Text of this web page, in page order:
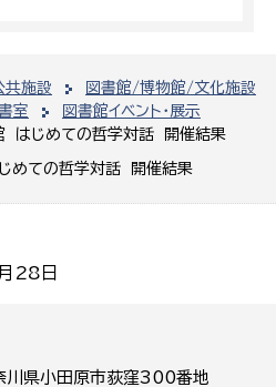
共施設
図書館/博物館/文化施設
室
図書館イベント・展示
はじめての哲学対話 開催結果
めての哲学対話 開催結果
28日
県小田原市荻窪300番地